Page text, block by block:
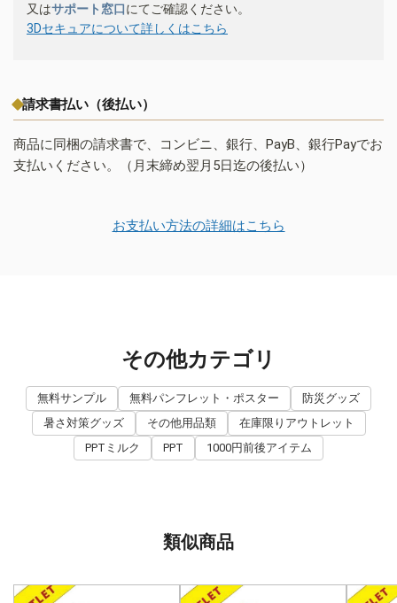
又はサポート窓口にてご確認ください。
3Dセキュアについて詳しくはこちら
請求書払い（後払い）
商品に同梱の請求書で、コンビニ、銀行、PayB、銀行Payでお
支払いください。（月末締め翌月5日迄の後払い）
お支払い方法の詳細はこちら
その他カテゴリ
無料サンプル 無料パンフレット・ポスター
防災グッズ
暑さ対策グッズ
その他用品類
在庫限りアウトレット
PPTミルク
PPT 1000円前後アイテム
類似商品